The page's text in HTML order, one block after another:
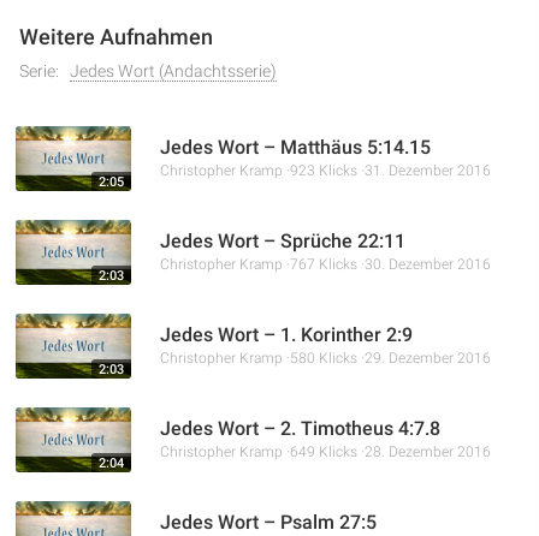
Weitere Aufnahmen
Serie: Jedes Wort (Andachtsserie)
2:05
Jedes Wort – Matthäus 5:14.15
Christopher Kramp 923 Klicks 31. Dezember 2016
2:03
Jedes Wort – Sprüche 22:11
Christopher Kramp 767 Klicks 30. Dezember 2016
2:03
Jedes Wort – 1. Korinther 2:9
Christopher Kramp 580 Klicks 29. Dezember 2016
2:04
Jedes Wort – 2. Timotheus 4:7.8
Christopher Kramp 649 Klicks 28. Dezember 2016
Jedes Wort – Psalm 27:5